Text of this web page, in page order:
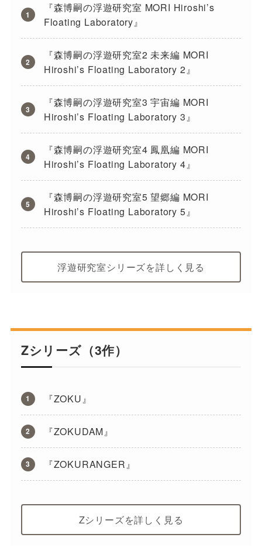
『森博嗣の浮遊研究室 MORI Hiroshi’s
Floating Laboratory』
『森博嗣の浮遊研究室2 未来編 MORI
Hiroshi’s Floating Laboratory 2』
『森博嗣の浮遊研究室3 宇宙編 MORI
Hiroshi’s Floating Laboratory 3』
『森博嗣の浮遊研究室4 鳳凰編 MORI
Hiroshi’s Floating Laboratory 4』
『森博嗣の浮遊研究室5 望郷編 MORI
Hiroshi’s Floating Laboratory 5』
浮遊研究室シリーズを詳しく見る
Zシリーズ（3作）
『ZOKU』
『ZOKUDAM』
『ZOKURANGER』
Zシリーズを詳しく見る